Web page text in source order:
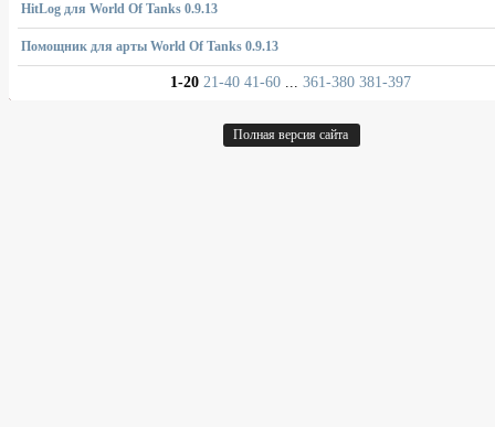
HitLog для World Of Tanks 0.9.13
Помощник для арты World Of Tanks 0.9.13
1-20 21-40 41-60 361-380 381-397
Полная версия сайта